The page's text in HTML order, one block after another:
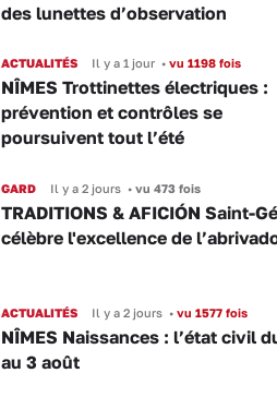
des lunettes d’observation
ACTUALITÉS Il y a 1 jour •vu 1198 fois
NÎMES Trottinettes électriques :
prévention et contrôles se
poursuivent tout l’été
GARD Il y a 2 jours •vu 473 fois
TRADITIONS & AFICIÓN Saint-
célèbre l'excellence de
ACTUALITÉS Il y a 2 jours •vu 1577 fois
NÎMES Naissances : l’état civil
au 3 août